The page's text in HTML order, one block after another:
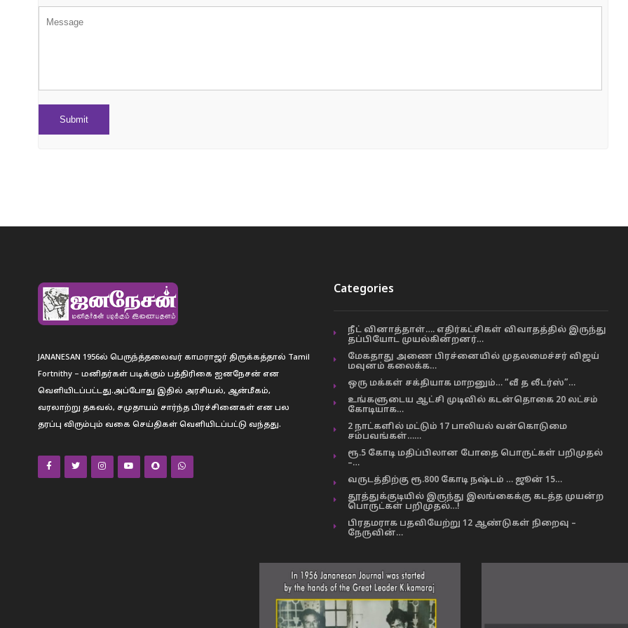
JANANESAN 1956ல் பெருந்த்தலைவர் காமராஜர் திருக்கத்தால் Tamil
Fortnithy – மனிதர்கள் படிக்கும் பத்திரிகை ஐனநேசன் என
வெளியிடப்பட்டது.அப்போது இதில் அரசியல், ஆன்மீகம்,
வரலாற்று தகவல், சமுதாயம் சார்ந்த பிரச்சினைகள் என பல
தரப்பு விரும்பும் வகை செய்திகள் வெளியிடப்பட்டு வந்தது.
Categories
நீட் வினாத்தாள்…. எதிர்கட்சிகள் விவாதத்தில் இருந்து
தப்பியோட முயல்கின்றனர்…
மேகதாது அணை பிரச்னையில் முதலமைச்சர் விஜய்
மவுனம் கலைக்க…
ஒரு மக்கள் சக்தியாக மாறனும்… “வீ த லீடர்ஸ்”…
உங்களுடைய ஆட்சி முடிவில் கடன்தொகை 20 லட்சம்
கோடியாக…
2 நாட்களில் மட்டும் 17 பாலியல் வன்கொடுமை
சம்பவங்கள்……
ரூ.5 கோடி மதிப்பிலான போதை பொருட்கள் பறிமுதல்
–…
வருடத்திற்கு ரூ.800 கோடி நஷ்டம் … ஜூன் 15…
தூத்துக்குடியில் இருந்து இலங்கைக்கு கடத்த முயன்ற
பொருட்கள் பறிமுதல்…!
பிரதமராக பதவியேற்று 12 ஆண்டுகள் நிறைவு –
நேருவின்…